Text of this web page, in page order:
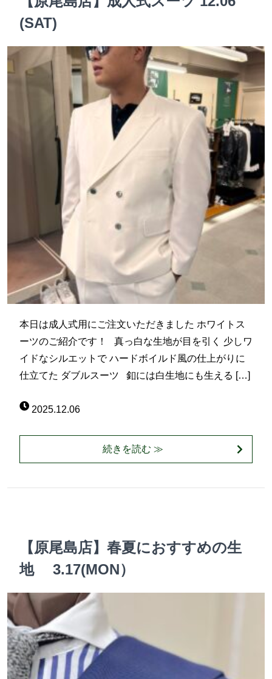
(SAT)
本日は成人式用にご注文いただきました ホワイトス
ーツのご紹介です！ 真っ白な生地が目を引く 少しワ
イドなシルエットで ハードボイルド風の仕上がりに
仕立てた ダブルスーツ 釦には白生地にも生える […]
2025.12.06
続きを読む ≫
【原尾島店】春夏におすすめの生
地 3.17(MON）